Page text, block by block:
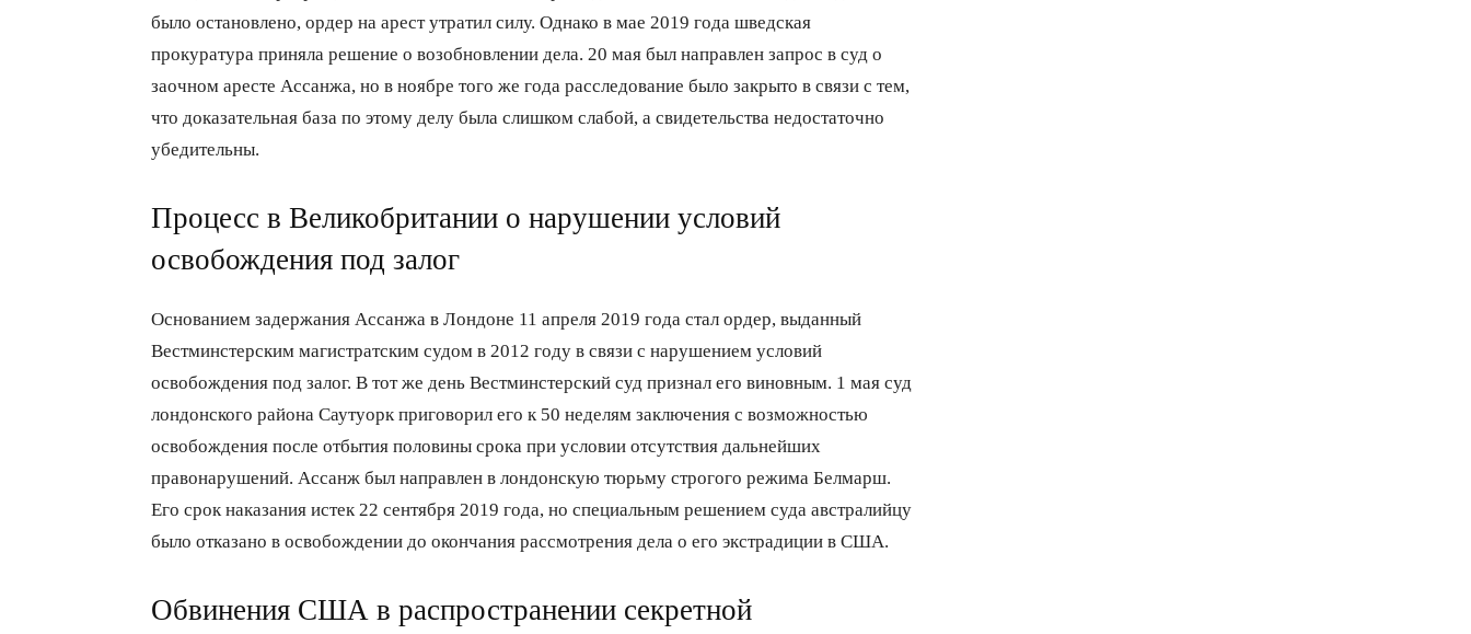
было остановлено, ордер на арест утратил силу. Однако в мае 2019 года шведская
прокуратура приняла решение о возобновлении дела. 20 мая был направлен запрос в суд о
заочном аресте Ассанжа, но в ноябре того же года расследование было закрыто в связи с тем,
что доказательная база по этому делу была слишком слабой, а свидетельства недостаточно
убедительны.
Процесс в Великобритании о нарушении условий
освобождения под залог
Основанием задержания Ассанжа в Лондоне 11 апреля 2019 года стал ордер, выданный
Вестминстерским магистратским судом в 2012 году в связи с нарушением условий
освобождения под залог. В тот же день Вестминстерский суд признал его виновным. 1 мая суд
лондонского района Саутуорк приговорил его к 50 неделям заключения с возможностью
освобождения после отбытия половины срока при условии отсутствия дальнейших
правонарушений. Ассанж был направлен в лондонскую тюрьму строгого режима Белмарш.
Его срок наказания истек 22 сентября 2019 года, но специальным решением суда австралийцу
было отказано в освобождении до окончания рассмотрения дела о его экстрадиции в США.
Обвинения США в распространении секретной